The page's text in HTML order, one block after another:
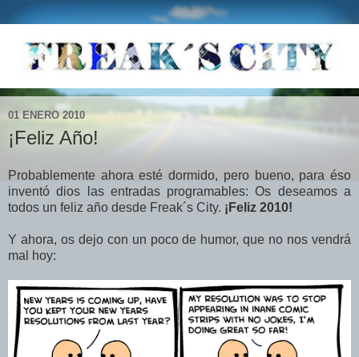
01 ENERO 2010
¡Feliz Año!
Probablemente ahora esté dormido, pero bueno, para éso
inventó dios las entradas programables: Os deseamos a
todos un feliz año desde Freak´s City. ¡Feliz 2010!
Y ahora, os dejo con un poco de humor, que no nos vendrá
mal hoy: